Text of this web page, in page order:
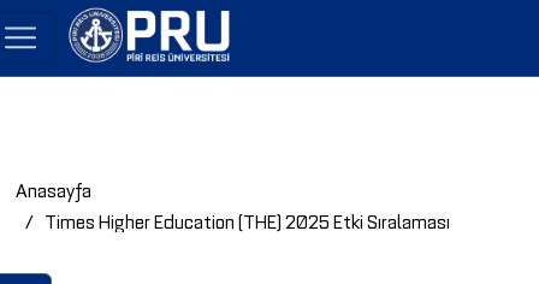
Anasayfa
Times Higher Education (THE) 2025 Etki Sıralaması